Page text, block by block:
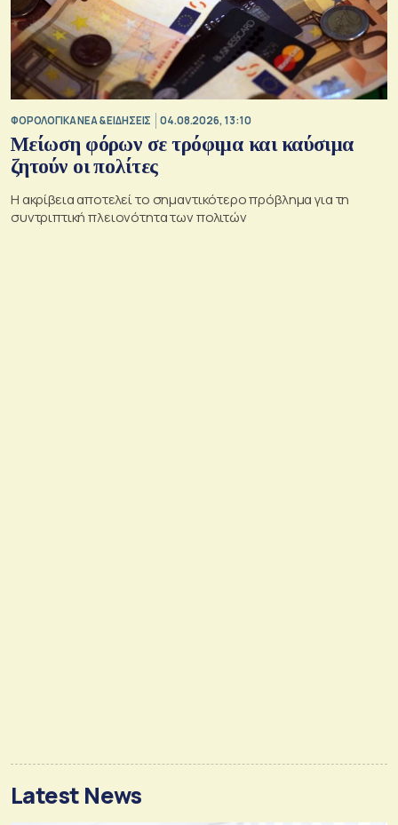
ΦΟΡΟΛΟΓΙΚΑ ΝΕΑ & EΙΔΗΣΕΙΣ 04.08.2026, 13:10
Μείωση φόρων σε τρόφιμα και καύσιμα
ζητούν οι πολίτες
Η ακρίβεια αποτελεί το σημαντικότερο πρόβλημα για τη
συντριπτική πλειονότητα των πολιτών
Latest News